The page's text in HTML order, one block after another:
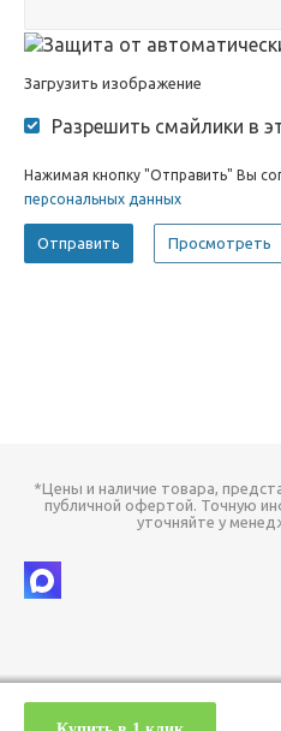
Загрузить изображение
Разрешить смайлики в
Нажимая кнопку "Отправить" Вы
персональных данных
*Цены и наличие товара,
публичной офертой. Точную
уточняйте у
2026 © Компания "Онлайн